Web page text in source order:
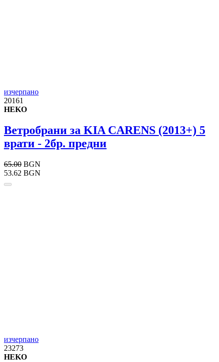
изчерпано
20161
HEKO
Ветробрани за KIA CARENS (2013+) 5
врати - 2бр. предни
65.00 BGN
53.62 BGN
изчерпано
23273
HEKO